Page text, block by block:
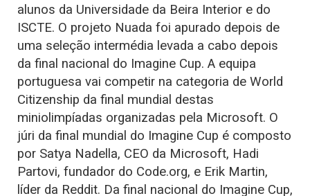
alunos da Universidade da Beira Interior e do
ISCTE. O projeto Nuada foi apurado depois de
uma seleção intermédia levada a cabo depois
da final nacional do Imagine Cup. A equipa
portuguesa vai competir na categoria de World
Citizenship da final mundial destas
miniolimpíadas organizadas pela Microsoft. O
júri da final mundial do Imagine Cup é composto
por Satya Nadella, CEO da Microsoft, Hadi
Partovi, fundador do Code.org, e Erik Martin,
líder da Reddit. Da final nacional do Imagine Cup,